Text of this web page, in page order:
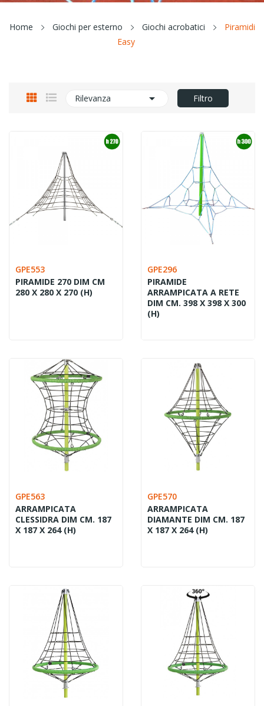
Home Giochi per esterno Giochi acrobatici
Piramidi
Easy
Rilevanza  Filtro
GPE553
PIRAMIDE 270 DIM CM
280 X 280 X 270 (H)
GPE296
PIRAMIDE
ARRAMPICATA A RETE
DIM CM. 398 X 398 X 300
(H)
GPE563
ARRAMPICATA
CLESSIDRA DIM CM. 187
X 187 X 264 (H)
GPE570
ARRAMPICATA
DIAMANTE DIM CM. 187
X 187 X 264 (H)